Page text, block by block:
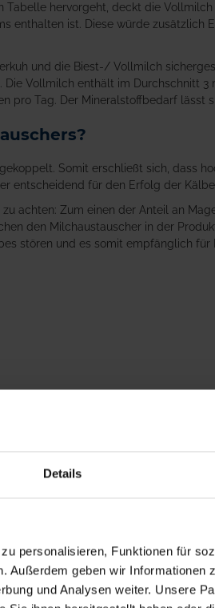
Details
personalisieren, Funktionen für
Außerdem geben wir Informationen
und Analysen weiter. Unsere
hervorgeht, deckt die
enthalten ist. Diese würde
und die Biest-/ Vollmilch
Vollmilch enthält im Durchschnitt
pro Tag. Der Mineralstoffbedarf lässt
Somit erschließt sich, dass
entscheidend für den Erfolg der
achten: Zum einen der Anteil an
den Milchaustauscher in der
stören und es somit empfänglich für
empfunden wird. Ob eine reine
für das Leben als effiziente und